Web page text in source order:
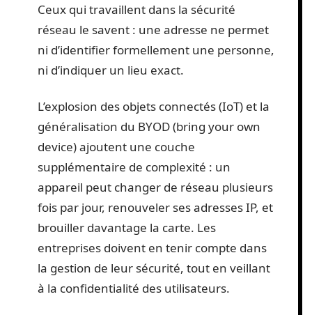
Ceux qui travaillent dans la sécurité
réseau le savent : une adresse ne permet
ni d’identifier formellement une personne,
ni d’indiquer un lieu exact.
L’explosion des objets connectés (IoT) et la
généralisation du BYOD (bring your own
device) ajoutent une couche
supplémentaire de complexité : un
appareil peut changer de réseau plusieurs
fois par jour, renouveler ses adresses IP, et
brouiller davantage la carte. Les
entreprises doivent en tenir compte dans
la gestion de leur sécurité, tout en veillant
à la confidentialité des utilisateurs.